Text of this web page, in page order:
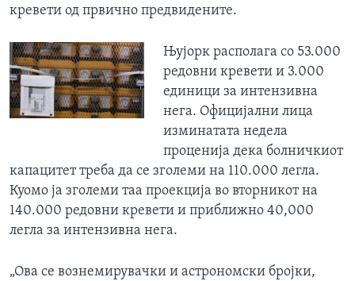
кревети од првично предвидените.
Њујорк располага со 53.000
редовни кревети и 3.000
единици за интензивна
нега. Официјални лица
изминатата недела
проценија дека болничкиот
капацитет треба да се зголеми на 110.000 легла.
Куомо ја зголеми таа проекција во вторникот на
140.000 редовни кревети и приближно 40,000
легла за интензивна нега.
„Ова се вознемирувачки и астрономски бројки,